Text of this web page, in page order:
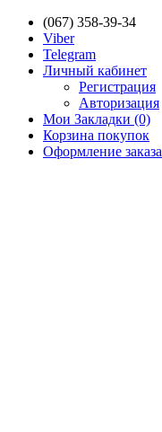
(067) 358-39-34
Viber
Telegram
Личный кабинет
Регистрация
Авторизация
Мои Закладки (0)
Корзина покупок
Оформление заказа